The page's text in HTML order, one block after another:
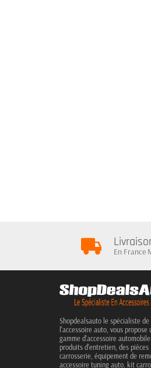
En France
Shopdealsauto le spécialiste de
l'accessoire auto, vous propose
gamme d'accessoire
produits d'entretien, des pièces
carrosserie, équipement de
accessoire tuning auto, kit